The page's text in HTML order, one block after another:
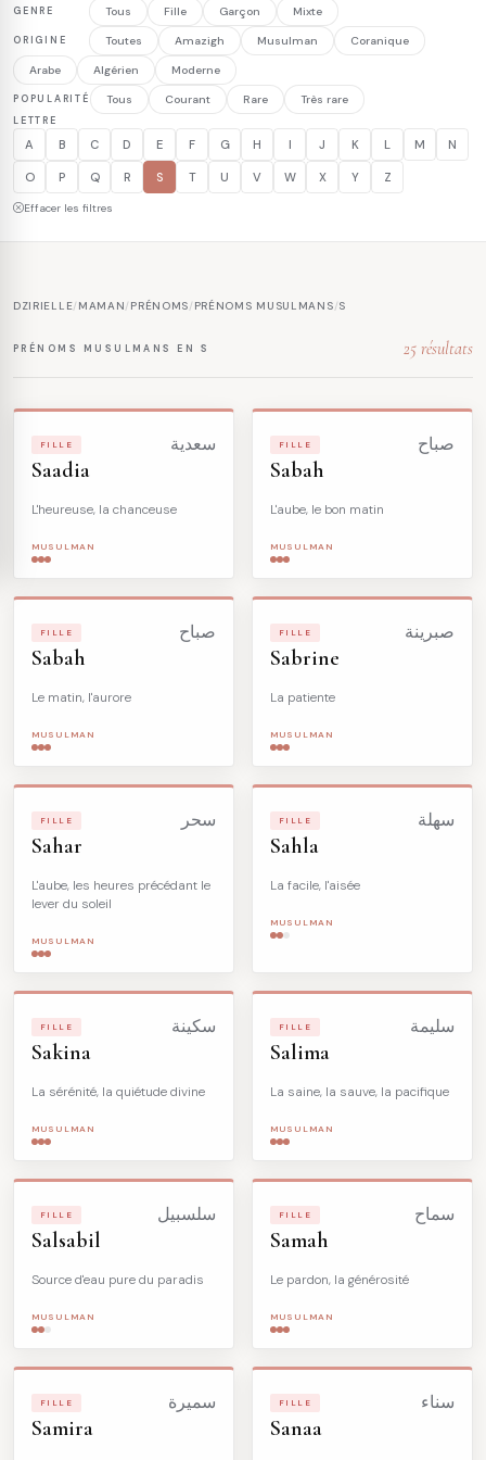
GENRE Tous Fille Garçon Mixte
ORIGINE Toutes Amazigh Musulman Coranique
Arabe Algérien Moderne
POPULARITÉ Tous Courant Rare Très rare
LETTRE
A B C D E F G H I J K L M N
O P Q R S T U V W X Y Z
Effacer les filtres
DZIRIELLE/ MAMAN/ PRÉNOMS/ PRÉNOMS MUSULMANS/S
PRÉNOMS MUSULMANS EN S 25 résultats
FILLE سعدية
Saadia
L'heureuse, la chanceuse
MUSULMAN
FILLE صباح
Sabah
L'aube, le bon matin
MUSULMAN
FILLE صباح
Sabah
Le matin, l'aurore
MUSULMAN
FILLE صبرينة
Sabrine
La patiente
MUSULMAN
FILLE سحر
Sahar
L'aube, les heures précédant le
lever du soleil
MUSULMAN
FILLE سهلة
Sahla
La facile, l'aisée
MUSULMAN
FILLE سكينة
Sakina
La sérénité, la quiétude divine
MUSULMAN
FILLE سليمة
Salima
La saine, la sauve, la pacifique
MUSULMAN
FILLE سلسبيل
Salsabil
Source d'eau pure du paradis
MUSULMAN
FILLE سماح
Samah
Le pardon, la générosité
MUSULMAN
FILLE سميرة
Samira
FILLE سناء
Sanaa